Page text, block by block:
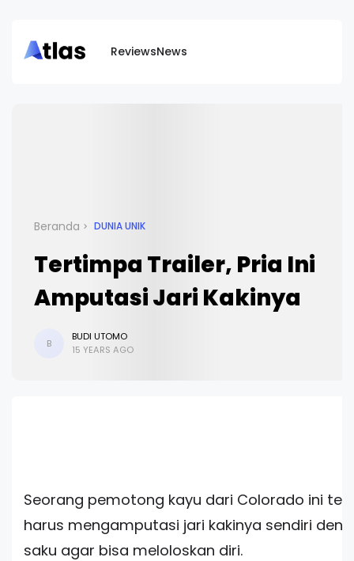
ReviewsNews
Beranda DUNIA UNIK
Tertimpa Trailer, Pria Ini
Amputasi Jari Kakinya
B
BUDI UTOMO
15 YEARS AGO
Seorang pemotong kayu dari Colorado ini
harus mengamputasi jari kakinya sendiri
saku agar bisa meloloskan diri.